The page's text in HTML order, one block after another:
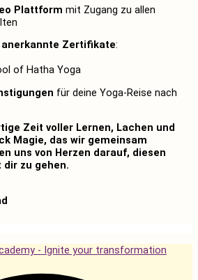
Plattform mit Zugang zu allen
Zertifikate:
of Hatha Yoga
für deine Yoga-Reise nach
Zeit voller Lernen, Lachen und
Magie, das wir gemeinsam
uns von Herzen darauf, diesen
dir zu gehen.